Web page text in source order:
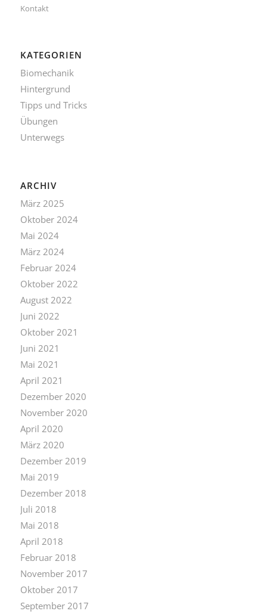
Kontakt
KATEGORIEN
Biomechanik
Hintergrund
Tipps und Tricks
Übungen
Unterwegs
ARCHIV
März 2025
Oktober 2024
Mai 2024
März 2024
Februar 2024
Oktober 2022
August 2022
Juni 2022
Oktober 2021
Juni 2021
Mai 2021
April 2021
Dezember 2020
November 2020
April 2020
März 2020
Dezember 2019
Mai 2019
Dezember 2018
Juli 2018
Mai 2018
April 2018
Februar 2018
November 2017
Oktober 2017
September 2017